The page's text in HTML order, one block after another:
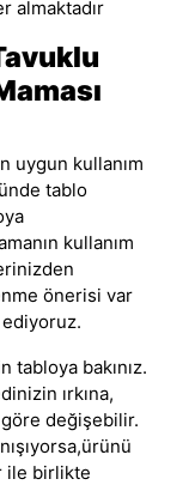
almaktadır
uygun kullanım
tablo
kullanım
önerisi var
ediyoruz.
tabloya bakınız.
ırkına,
göre değişebilir.
,ürünü
ile birlikte